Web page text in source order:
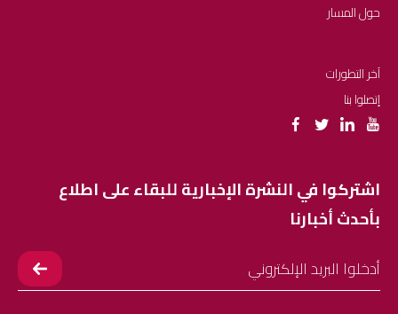
حول المسار
آخر التطورات
إتصلوا بنا
اشتركوا في النشرة الإخبارية للبقاء على اطلاع
بأحدث أخبارنا